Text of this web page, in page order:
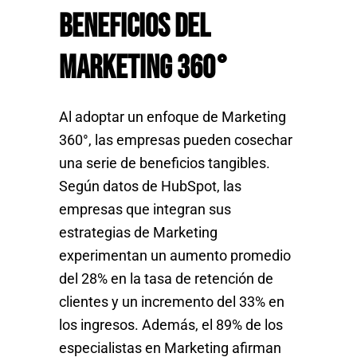
Beneficios del
Marketing 360°
Al adoptar un enfoque de Marketing
360°, las empresas pueden cosechar
una serie de beneficios tangibles.
Según datos de HubSpot, las
empresas que integran sus
estrategias de Marketing
experimentan un aumento promedio
del 28% en la tasa de retención de
clientes y un incremento del 33% en
los ingresos. Además, el 89% de los
especialistas en Marketing afirman